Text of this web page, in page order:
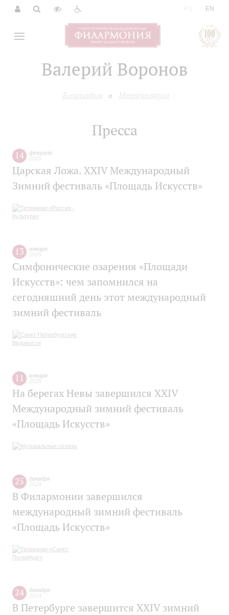
EN
Валерий Воронов
Биография Мероприятия
Пресса
14
февраля
2025
Царская Ложа. XXIV Международный
Зимний фестиваль «Площадь Искусств»
13
января
2025
Симфонические озарения «Площади
Искусств»: чем запомнился на
сегодняшний день этот международный
зимний фестиваль
11
января
2025
На берегах Невы завершился XXIV
Международный зимний фестиваль
«Площадь Искусств»
25
декабря
В Филармонии завершился
международный зимний фестиваль
«Площадь Искусств»
24
декабря
В Петербурге завершится XXIV зимний